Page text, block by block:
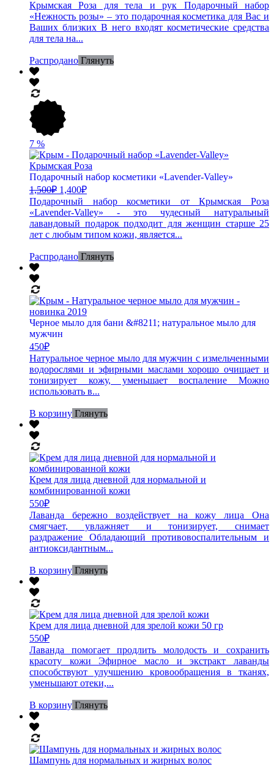
Крымская Роза для тела и рук Подарочный набор
«Нежность розы» – это подарочная косметика для Вас и
Ваших близких В него входят косметические средства
для тела на...
Распродано Глянуть
7 %
Подарочный набор косметики «Lavender-Valley»
1,500₽ 1,400₽
Подарочный набор косметики от Крымская Роза
«Lavender-Valley» - это чудесный натуральный
лавандовый подарок подходит для женщин старше 25
лет с любым типом кожи, является...
Распродано Глянуть
Черное мыло для бани &#8211; натуральное мыло для
мужчин
450₽
Натуральное черное мыло для мужчин с измельченными
водорослями и эфирными маслами хорошо очищает и
тонизирует кожу, уменьшает воспаление Можно
использовать в...
В корзину Глянуть
Крем для лица дневной для нормальной и
комбинированной кожи
550₽
Лаванда бережно воздействует на кожу лица Она
смягчает, увлажняет и тонизирует, снимает
раздражение Обладающий противовоспалительным и
антиоксидантным...
В корзину Глянуть
Крем для лица дневной для зрелой кожи 50 гр
550₽
Лаванда помогает продлить молодость и сохранить
красоту кожи Эфирное масло и экстракт лаванды
способствуют улучшению кровообращения в тканях,
уменьшают отеки,...
В корзину Глянуть
Шампунь для нормальных и жирных волос